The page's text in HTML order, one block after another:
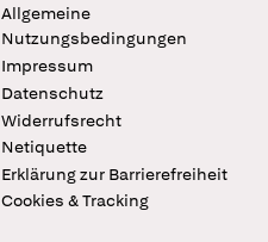
Allgemeine
Nutzungsbedingungen
Impressum
Datenschutz
Widerrufsrecht
Netiquette
Erklärung zur Barrierefreiheit
Cookies & Tracking